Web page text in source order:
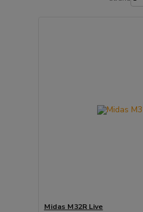
Midas M32R Live